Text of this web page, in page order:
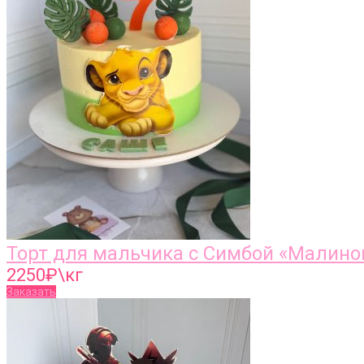
Торт для мальчика с Симбой
2250₽\кг
Заказать